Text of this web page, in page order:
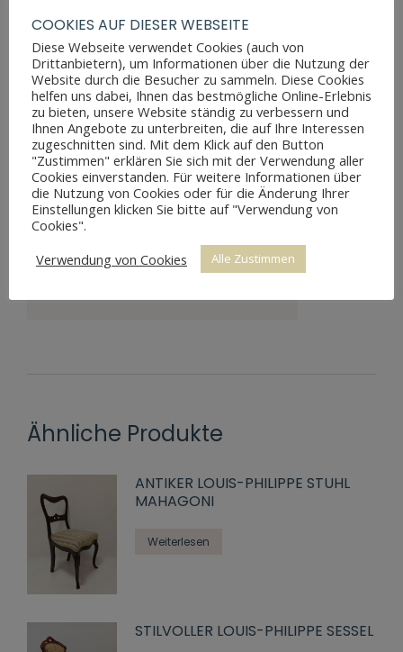
Maße Tiefe
46 cm
Materialien
Nussbaum
Stil
Louis Philippe
Möbelart
Sitzmöbel
Zustand
Gut, voll
funktionsfähig,
zeigt aber
Altersspuren
Abnutzungen
Ähnliche Produkte
ANTIKER LOUIS-PHILIPPE STUHL
MAHAGONI
Weiterlesen
STILVOLLER LOUIS-PHILIPPE SESSEL
COOKIES AUF DIESER WEBSEITE
Diese Webseite verwendet Cookies (auch von
Drittanbietern), um Informationen über die Nutzung der
Website durch die Besucher zu sammeln. Diese Cookies
helfen uns dabei, Ihnen das bestmögliche Online-Erlebnis
zu bieten, unsere Website ständig zu verbessern und
Ihnen Angebote zu unterbreiten, die auf Ihre Interessen
zugeschnitten sind. Mit dem Klick auf den Button
"Zustimmen" erklären Sie sich mit der Verwendung aller
Cookies einverstanden. Für weitere Informationen über
die Nutzung von Cookies oder für die Änderung Ihrer
Einstellungen klicken Sie bitte auf "Verwendung von
Cookies".
Verwendung von Cookies
Alle Zustimmen